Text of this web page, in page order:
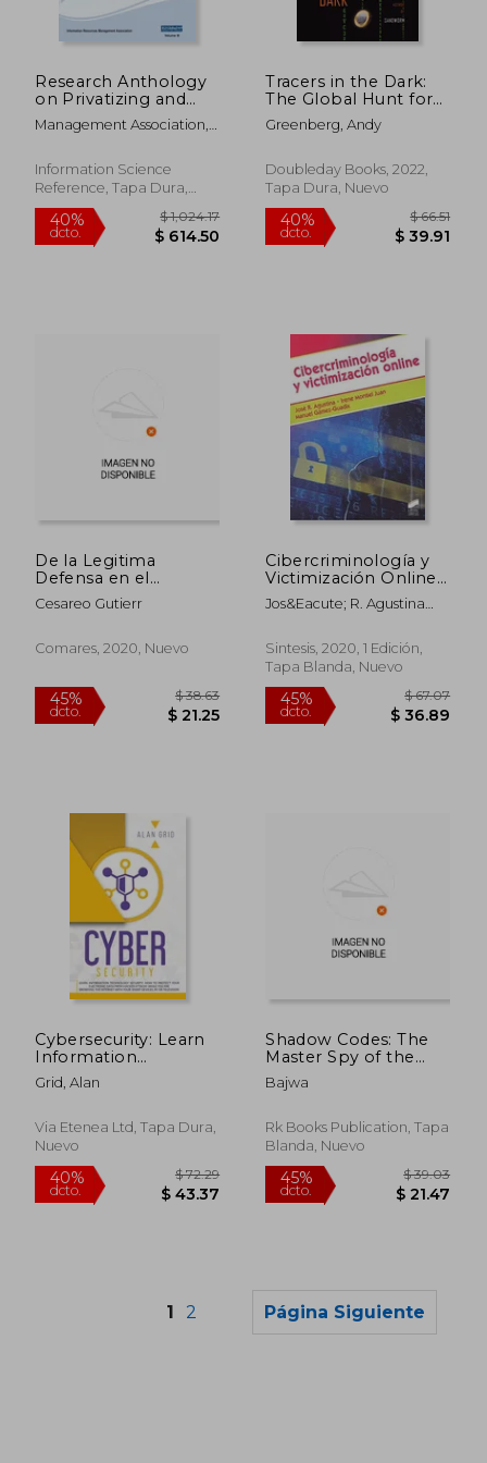
45%
dcto.
$
Research Anthology
on Privatizing and
Securing Data, VOL 3
(en Inglés)
Management Association,
Information Science
Reference, Tapa Dura,
Nuevo
Tracers in the Dark:
The Global Hunt for
the Crime Lords of
Cryptocurrency (en
Greenberg, Andy
Doubleday Books, 2022,
Tapa Dura, Nuevo
De la Legitima
Defensa en el
Ciberespacio
Cesareo Gutierr
Comares, 2020, Nuevo
Cibercriminología y
Victimización Online:
10
Jos&Eacute; R. Agustina
Juan; Manuel
G&Aacute;Mez Guadix
Sintesis, 2020, 1 Edición,
Tapa Blanda, Nuevo
Cybersecurity: Learn
Information
Technology Security:
How to Protect Your
Hacker Attacks While
You Are Browsing (en
Grid, Alan
Via Etenea Ltd, Tapa Dura,
Nuevo
Shadow Codes: The
Master Spy of the
Digital Age (en Inglés)
Bajwa
Rk Books Publication, Tapa
Blanda, Nuevo
1 2 Página Siguiente